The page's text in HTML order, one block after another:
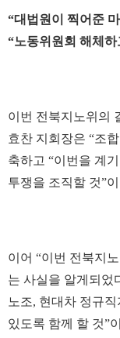
“대법원이 찍어준
“노동위원회 해체
이번 전북지노위의
효찬 지회장은 “조
축하고 “이번을 계
투쟁을 조직할 것”
이어 “이번 전북지
는 사실을 알게되었
노조, 현대차 정규
있도록 함께 할 것”